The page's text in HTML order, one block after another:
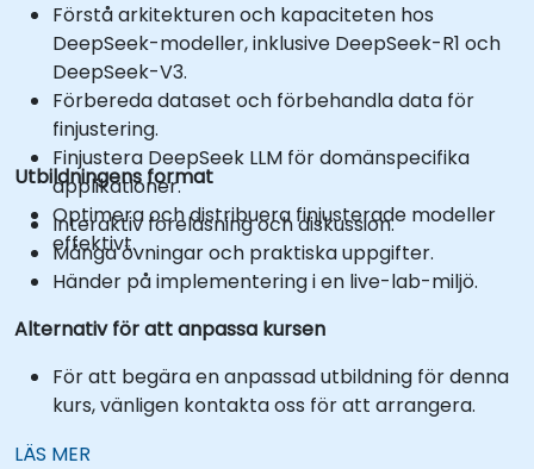
Förstå arkitekturen och kapaciteten hos
DeepSeek-modeller, inklusive DeepSeek-R1 och
DeepSeek-V3.
Förbereda dataset och förbehandla data för
finjustering.
Finjustera DeepSeek LLM för domänspecifika
applikationer.
Optimera och distribuera finjusterade modeller
effektivt.
Utbildningens format
Interaktiv föreläsning och diskussion.
Många övningar och praktiska uppgifter.
Händer på implementering i en live-lab-miljö.
Alternativ för att anpassa kursen
För att begära en anpassad utbildning för denna
kurs, vänligen kontakta oss för att arrangera.
LÄS MER